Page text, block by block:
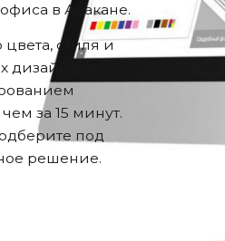
в Абакане.
стиля и
дизайна, вы
за 15 минут.
под
решение.